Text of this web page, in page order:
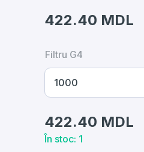
422.40 MDL
Filtru G4
422.40 MDL
În stoc: 1